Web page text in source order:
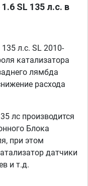
SL 135 л.с. в
л.с. SL 2010-
катализатора
лямбда
расхода
лс производится
Блока
при этом
датчики
и т.д.